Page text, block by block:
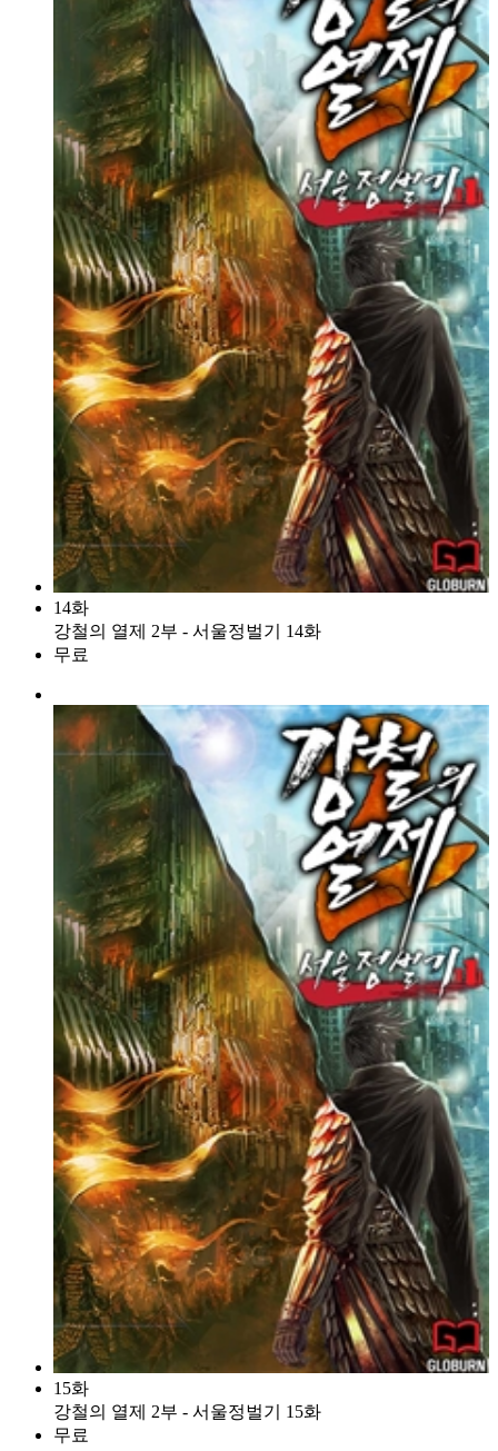
14화
강철의 열제 2부 - 서울정벌기 14화
무료
15화
강철의 열제 2부 - 서울정벌기 15화
무료